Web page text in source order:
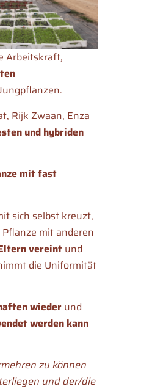
Arbeitskraft,
Rijk Zwaan, Enza
und hybriden
mit fast
sich selbst kreuzt,
mit anderen
vereintund
die Uniformität
wieder und
werden kann
zu können
und der/die